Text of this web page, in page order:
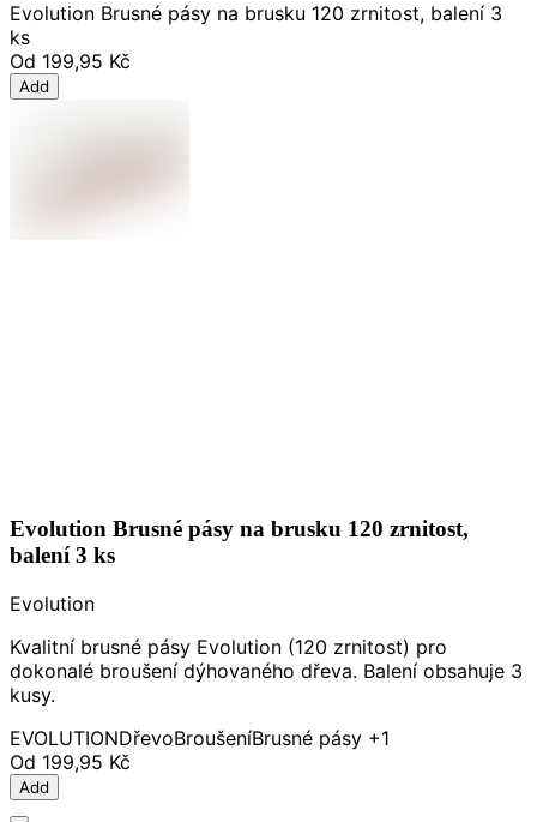
Evolution Brusné pásy na brusku 120 zrnitost, balení 3
ks
Od 199,95 Kč
Add
Evolution Brusné pásy na brusku 120 zrnitost,
balení 3 ks
Evolution
Kvalitní brusné pásy Evolution (120 zrnitost) pro
dokonalé broušení dýhovaného dřeva. Balení obsahuje 3
kusy.
EVOLUTIONDřevoBroušeníBrusné pásy +1
Od 199,95 Kč
Add